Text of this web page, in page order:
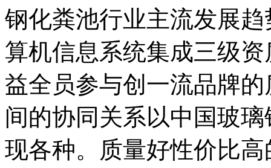
钢化粪池行业主流发展
算机信息系统集成三级
益全员参与创一流品牌
间的协同关系以中国玻
现各种。质量好性价比